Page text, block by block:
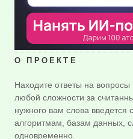
О ПРОЕКТЕ
Находите ответы на вопросы
любой сложности за
нужного вам слова введется
алгоритмам, базам данных,
одновременно.